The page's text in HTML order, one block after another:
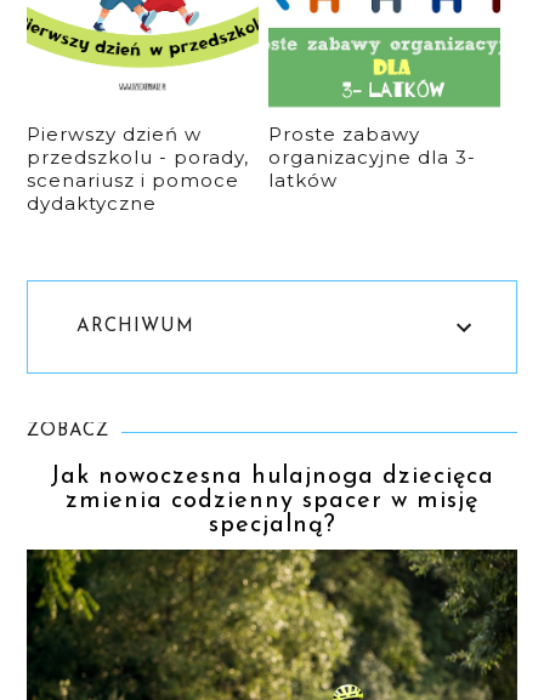
Pierwszy dzień w
przedszkolu - porady,
scenariusz i pomoce
dydaktyczne
Proste zabawy
organizacyjne dla 3-
latków
ARCHIWUM
ZOBACZ
Jak nowoczesna hulajnoga dziecięca
zmienia codzienny spacer w misję
specjalną?